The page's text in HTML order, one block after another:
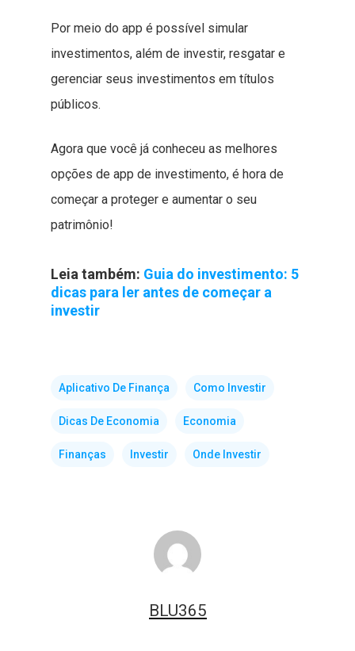
Por meio do app é possível simular
investimentos, além de investir, resgatar e
gerenciar seus investimentos em títulos
públicos.
Agora que você já conheceu as melhores
opções de app de investimento, é hora de
começar a proteger e aumentar o seu
patrimônio!
Leia também: Guia do investimento: 5
dicas para ler antes de começar a
investir
Aplicativo De Finança Como Investir
Dicas De Economia Economia
Finanças Investir Onde Investir
BLU365